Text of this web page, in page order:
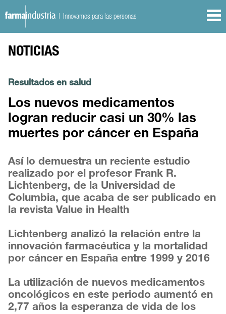
| Innovamos para las personas
NOTICIAS
Resultados en salud
Los nuevos medicamentos
logran reducir casi un 30% las
muertes por cáncer en España
Así lo demuestra un reciente estudio
realizado por el profesor Frank R.
Lichtenberg, de la Universidad de
Columbia, que acaba de ser publicado en
la revista Value in Health
Lichtenberg analizó la relación entre la
innovación farmacéutica y la mortalidad
por cáncer en España entre 1999 y 2016
La utilización de nuevos medicamentos
oncológicos en este periodo aumentó en
2,77 años la esperanza de vida de los